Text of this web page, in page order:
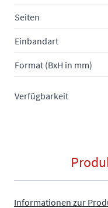
Seiten
Einbandart
Format (BxH in mm)
Verfügbarkeit
Informationen zur